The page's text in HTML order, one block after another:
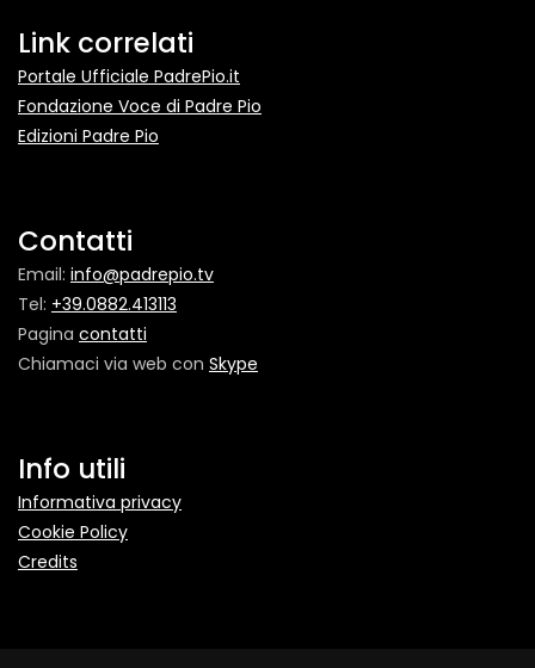
Link correlati
Portale Ufficiale PadrePio.it
Fondazione Voce di Padre Pio
Edizioni Padre Pio
Contatti
Email: info@padrepio.tv
Tel: +39.0882.413113
Pagina contatti
Chiamaci via web con Skype
Info utili
Informativa privacy
Cookie Policy
Credits